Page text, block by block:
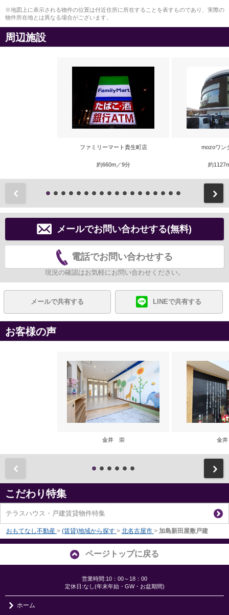
※地図上に表示される物件の位置は付近住所に所在することを表すものであり、実際の
物件所在地とは異なる場合がございます。
周辺施設
ファミリーマート貴生町店
約660m／9分
mozoワン
約
メールでお問い合わせする(無料)
電話でお問い合わせする
現況の確認はお気軽にお問い合わせください。
メールで共有する LINEで共有する
お客様の声
金井 崇 金
こだわり特集
テラスハウス・戸建賃貸物件特集
おもてなし不動産 > (賃貸)地域から探す > 北名古屋市 > 加島新田屋敷戸建
ページトップに戻る
営業時間:10：00～18：00
定休日:なし(年末年始・GW・お盆期間)
ホーム